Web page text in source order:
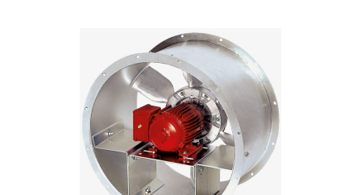
DETAILS